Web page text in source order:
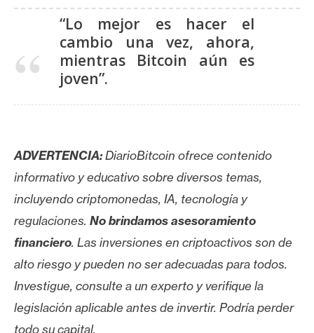
“Lo mejor es hacer el
cambio una vez, ahora,
mientras Bitcoin aún es
joven”.
ADVERTENCIA:DiarioBitcoin ofrece contenido
informativo y educativo sobre diversos temas,
incluyendo criptomonedas, IA, tecnología y
regulaciones. No brindamos asesoramiento
financiero. Las inversiones en criptoactivos son de
alto riesgo y pueden no ser adecuadas para todos.
Investigue, consulte a un experto y verifique la
legislación aplicable antes de invertir. Podría perder
todo su capital.